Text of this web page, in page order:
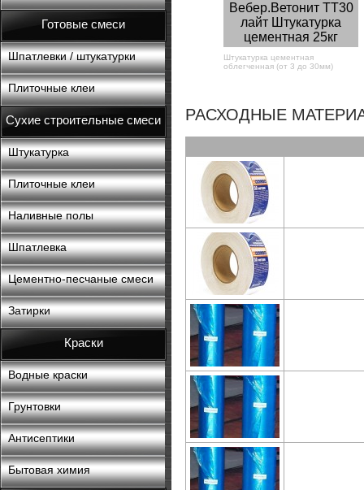
Готовые смеси
Шпатлевки / штукатурки
Плиточные клеи
Сухие строительные смеси
Штукатурка
Плиточные клеи
Наливные полы
Шпатлевка
Цементно-песчаные смеси
Затирки
Краски
Водные краски
Грунтовки
Антисептики
Бытовая химия
Вебер.Ветонит ТТ30
лайт Штукатурка
цементная 25кг
Штукатурка цементная
облегченная (от 3 до 30мм)
РАСХОДНЫЕ